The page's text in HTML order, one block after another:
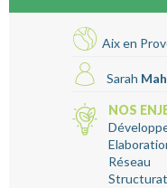
Aix en
Sarah
NOS
Réseau